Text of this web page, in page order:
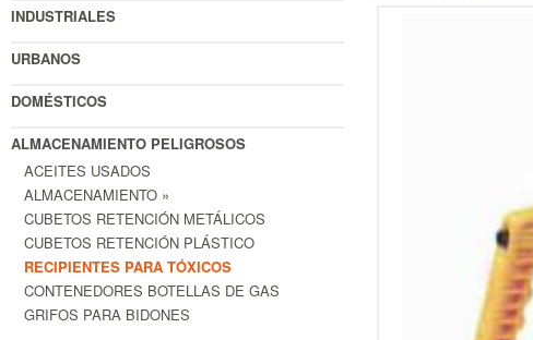
INDUSTRIALES
URBANOS
DOMÉSTICOS
ALMACENAMIENTO PELIGROSOS
ACEITES USADOS
ALMACENAMIENTO »
CUBETOS RETENCIÓN METÁLICOS
CUBETOS RETENCIÓN PLÁSTICO
RECIPIENTES PARA TÓXICOS
CONTENEDORES BOTELLAS DE GAS
GRIFOS PARA BIDONES